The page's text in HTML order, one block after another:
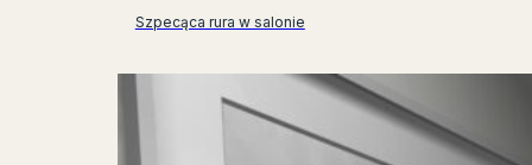
Szpecąca rura w salonie